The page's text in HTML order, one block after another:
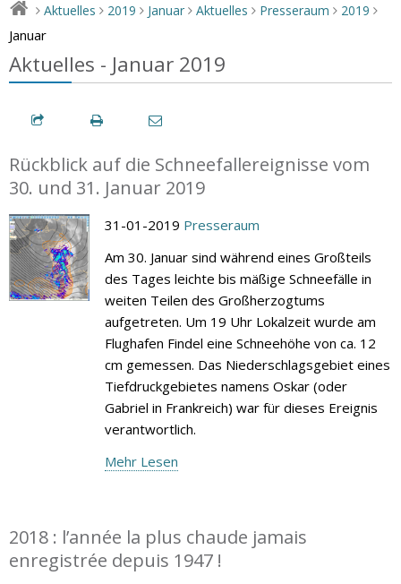
> Aktuelles > 2019 > Januar > Aktuelles > Presseraum > 2019 >
Januar
Aktuelles - Januar 2019
Rückblick auf die Schneefallereignisse vom
30. und 31. Januar 2019
31-01-2019 Presseraum
Am 30. Januar sind während eines Großteils
des Tages leichte bis mäßige Schneefälle in
weiten Teilen des Großherzogtums
aufgetreten. Um 19 Uhr Lokalzeit wurde am
Flughafen Findel eine Schneehöhe von ca. 12
cm gemessen. Das Niederschlagsgebiet eines
Tiefdruckgebietes namens Oskar (oder
Gabriel in Frankreich) war für dieses Ereignis
verantwortlich.
Mehr Lesen
2018 : l’année la plus chaude jamais
enregistrée depuis 1947 !